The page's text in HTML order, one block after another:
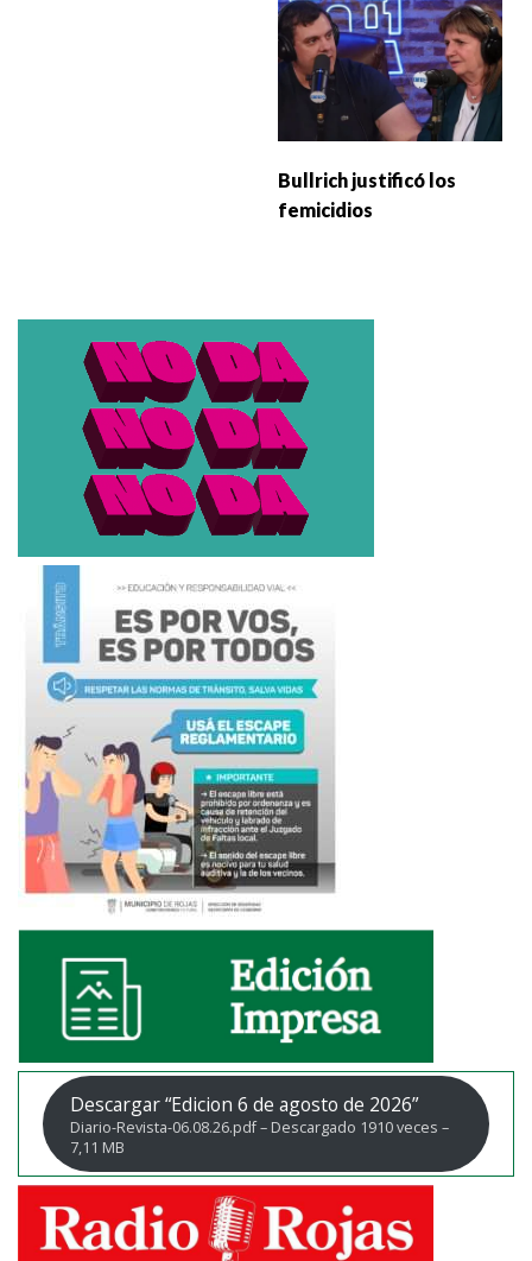
Bullrich justificó los
femicidios
Descargar “Edicion 6 de agosto de 2026”
Diario-Revista-06.08.26.pdf – Descargado 1910 veces –
7,11 MB